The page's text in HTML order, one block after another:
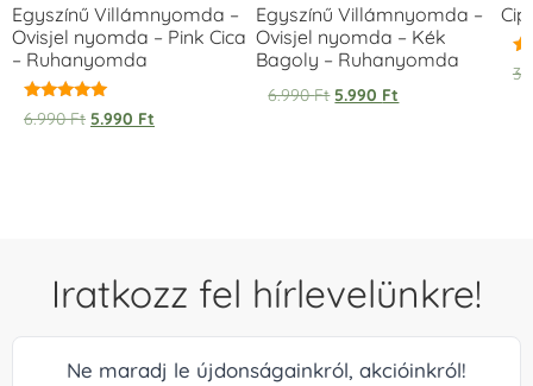
Egyszínű Villámnyomda –
Ovisjel nyomda – Pink Cica
– Ruhanyomda
Értékelés:
5.00
6.990Ft 5.990 Ft
Egyszínű Villámnyomda –
Ovisjel nyomda – Kék
Bagoly – Ruhanyomda
6.990Ft 5.990 Ft
Iratkozz fel hírlevelünkre!
Ne maradj le újdonságainkról, akcióinkról!